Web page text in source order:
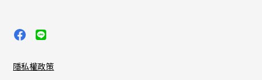
隱私權政策